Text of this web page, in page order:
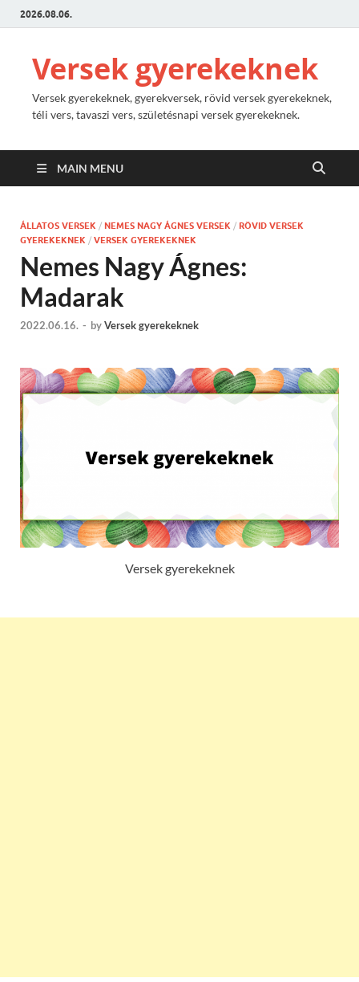
2026.08.06.
Versek gyerekeknek
Versek gyerekeknek, gyerekversek, rövid versek gyerekeknek,
téli vers, tavaszi vers, születésnapi versek gyerekeknek.
MAIN MENU
ÁLLATOS VERSEK / NEMES NAGY ÁGNES VERSEK / RÖVID VERSEK
GYEREKEKNEK / VERSEK GYEREKEKNEK
Nemes Nagy Ágnes:
Madarak
2022.06.16. - byVersek gyerekeknek
Versek gyerekeknek